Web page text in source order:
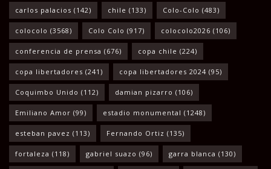
carlos palacios (142) chile (133) Colo-Colo (483)
colocolo (3568) Colo Colo (917) colocolo2026 (106)
conferencia de prensa (676) copa chile (224)
copa libertadores (241) copa libertadores 2024 (95)
Coquimbo Unido (112) damian pizarro (106)
Emiliano Amor (99) estadio monumental (1248)
esteban pavez (113) Fernando Ortiz (135)
fortaleza (118) gabriel suazo (96) garra blanca (130)